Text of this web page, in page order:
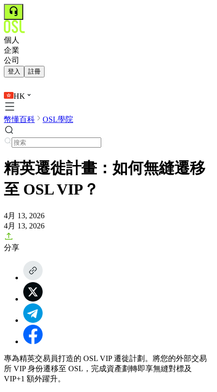
個人
企業
公司
登入 註冊
HK
幣懂百科 OSL學院
精英遷徙計畫：如何無縫遷移
至 OSL VIP？
4月 13, 2026
4月 13, 2026
分享
專為精英交易員打造的 OSL VIP 遷徙計劃。將您的外部交易
所 VIP 身份遷移至 OSL，完成資產劃轉即享無縫對標及
VIP+1 額外躍升。